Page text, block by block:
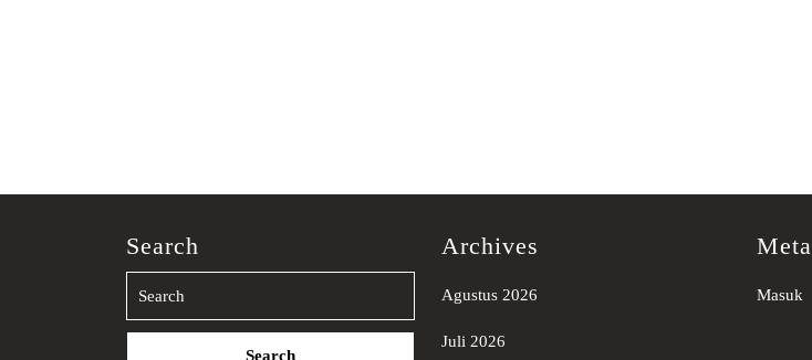
Search
Search
Archives
Agustus 2026
Juli 2026
Meta
Masuk